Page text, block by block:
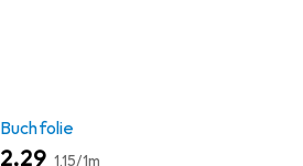
Buchfolie
EUR
2,29 EUR
1,15/1m